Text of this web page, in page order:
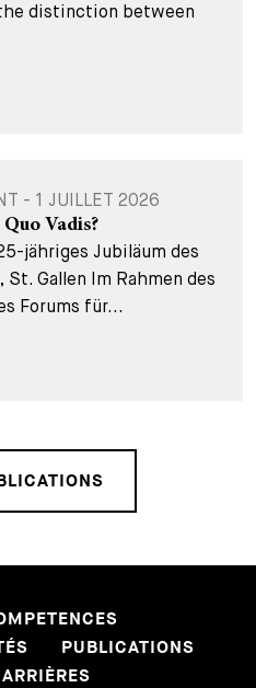
distinction between
- 1 JUILLET 2026
Vadis?
jähriges Jubiläum des
Gallen Im Rahmen des
Forums für...
PUBLICATIONS